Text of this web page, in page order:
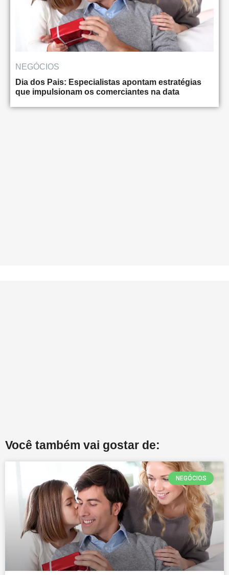
NEGÓCIOS
Dia dos Pais: Especialistas apontam estratégias
que impulsionam os comerciantes na data
Você também vai gostar de:
NEGÓCIOS